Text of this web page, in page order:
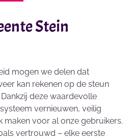
Stein
mogen we delen dat
kan rekenen op de steun
deze waardevolle
vernieuwen, veilig
maken voor al onze gebruikers.
vertrouwd – elke eerste